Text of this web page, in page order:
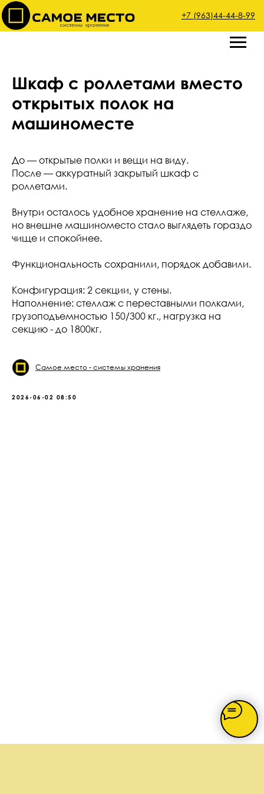
Шкаф с роллетами вместо
открытых полок на
машиноместе
До — открытые полки и вещи на виду.
После — аккуратный закрытый шкаф с
роллетами.
Внутри осталось удобное хранение на стеллаже,
но внешне машиноместо стало выглядеть гораздо
чище и спокойнее.
Функциональность сохранили, порядок добавили.
Конфигурация: 2 секции, у стены.
Наполнение: стеллаж с переставными полками,
грузоподъемностью 150/300 кг., нагрузка на
секцию - до 1800кг.
Самое место - системы хранения
2026-06-02 08:50